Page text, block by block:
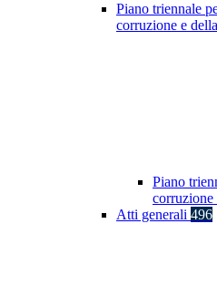
Piano triennale
corruzione e
Piano
corruzione
Atti generali 496